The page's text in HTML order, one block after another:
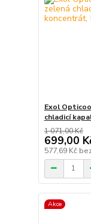
Exol
chladicí
1 071,00 Kč
699,00
577,69 Kč
Akce